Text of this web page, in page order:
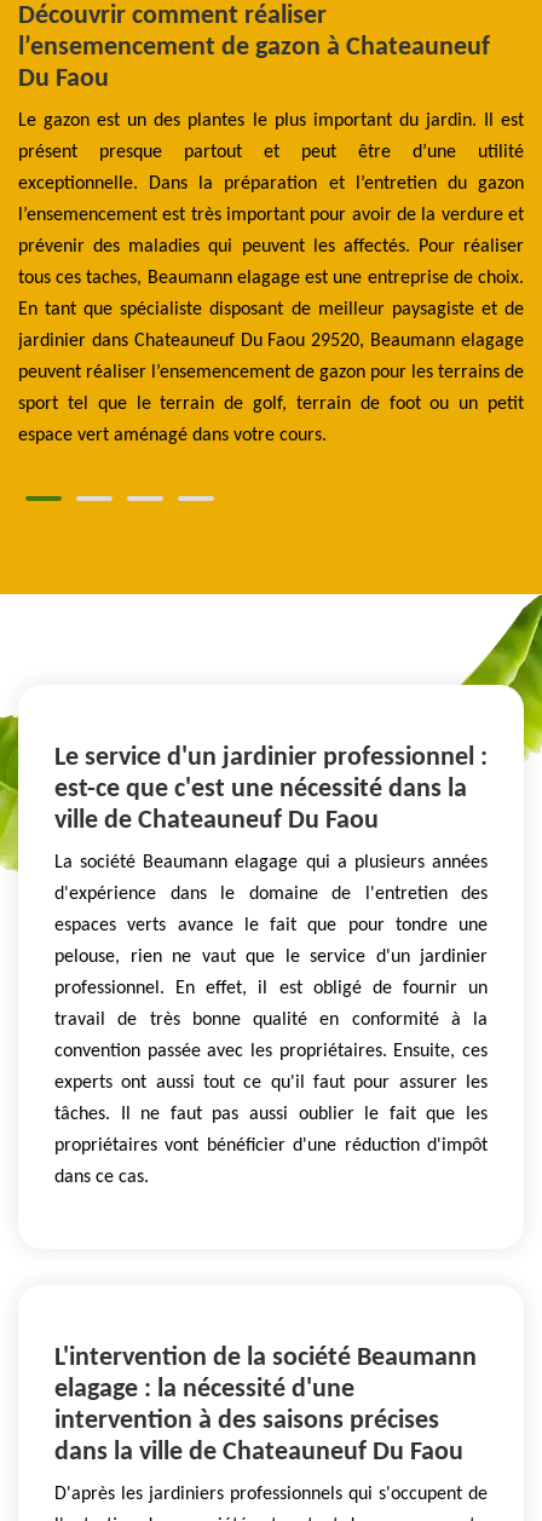
Découvrir comment réaliser
l’ensemencement de gazon à Chateauneuf
Du Faou
Le gazon est un des plantes le plus important du jardin. Il est
présent presque partout et peut être d’une utilité
exceptionnelle. Dans la préparation et l’entretien du gazon
l’ensemencement est très important pour avoir de la verdure et
prévenir des maladies qui peuvent les affectés. Pour réaliser
tous ces taches, Beaumann elagage est une entreprise de choix.
En tant que spécialiste disposant de meilleur paysagiste et de
jardinier dans Chateauneuf Du Faou 29520, Beaumann elagage
peuvent réaliser l’ensemencement de gazon pour les terrains de
sport tel que le terrain de golf, terrain de foot ou un petit
espace vert aménagé dans votre cours.
Le service d'un jardinier professionnel :
est-ce que c'est une nécessité dans la
ville de Chateauneuf Du Faou
La société Beaumann elagage qui a plusieurs années
d'expérience dans le domaine de l'entretien des
espaces verts avance le fait que pour tondre une
pelouse, rien ne vaut que le service d'un jardinier
professionnel. En effet, il est obligé de fournir un
travail de très bonne qualité en conformité à la
convention passée avec les propriétaires. Ensuite, ces
experts ont aussi tout ce qu'il faut pour assurer les
tâches. Il ne faut pas aussi oublier le fait que les
propriétaires vont bénéficier d'une réduction d'impôt
dans ce cas.
L'intervention de la société Beaumann
elagage : la nécessité d'une
intervention à des saisons précises
dans la ville de Chateauneuf Du Faou
D'après les jardiniers professionnels qui s'occupent de